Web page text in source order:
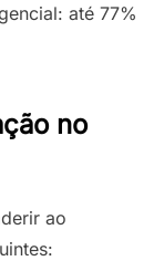
até 77%
no
ao